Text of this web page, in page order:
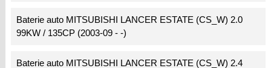
Baterie auto MITSUBISHI LANCER ESTATE (CS_W) 2.0
99KW / 135CP (2003-09 - -)
Baterie auto MITSUBISHI LANCER ESTATE (CS_W) 2.4